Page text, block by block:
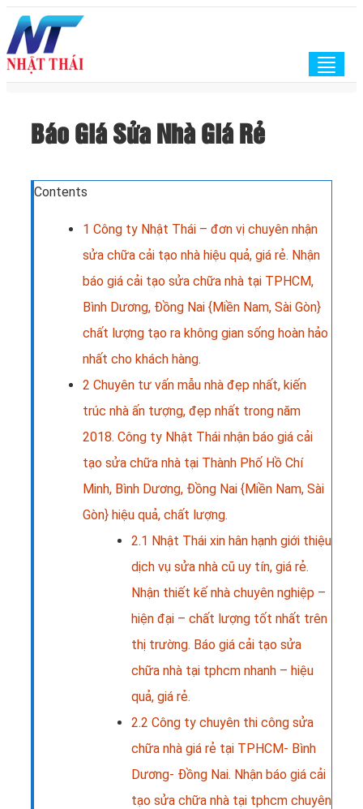
Báo Giá Sửa Nhà Giá Rẻ
Contents
1 Công ty Nhật Thái – đơn vị chuyên nhận
sửa chữa cải tạo nhà hiệu quả, giá rẻ. Nhận
báo giá cải tạo sửa chữa nhà tại TPHCM,
Bình Dương, Đồng Nai {Miền Nam, Sài Gòn}
chất lượng tạo ra không gian sống hoàn hảo
nhất cho khách hàng.
2 Chuyên tư vấn mẫu nhà đẹp nhất, kiến
trúc nhà ấn tượng, đẹp nhất trong năm
2018. Công ty Nhật Thái nhận báo giá cải
tạo sửa chữa nhà tại Thành Phố Hồ Chí
Minh, Bình Dương, Đồng Nai {Miền Nam, Sài
Gòn} hiệu quả, chất lượng.
2.1 Nhật Thái xin hân hạnh giới thiệu
dịch vụ sửa nhà cũ uy tín, giá rẻ.
Nhận thiết kế nhà chuyên nghiệp –
hiện đại – chất lượng tốt nhất trên
thị trường. Báo giá cải tạo sửa
chữa nhà tại tphcm nhanh – hiệu
quả, giá rẻ.
2.2 Công ty chuyên thi công sửa
chữa nhà giá rẻ tại TPHCM- Bình
Dương- Đồng Nai. Nhận báo giá cải
tạo sửa chữa nhà tại tphcm chuyên